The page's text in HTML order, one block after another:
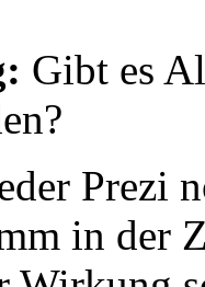
Gibt es
Prezi
in der